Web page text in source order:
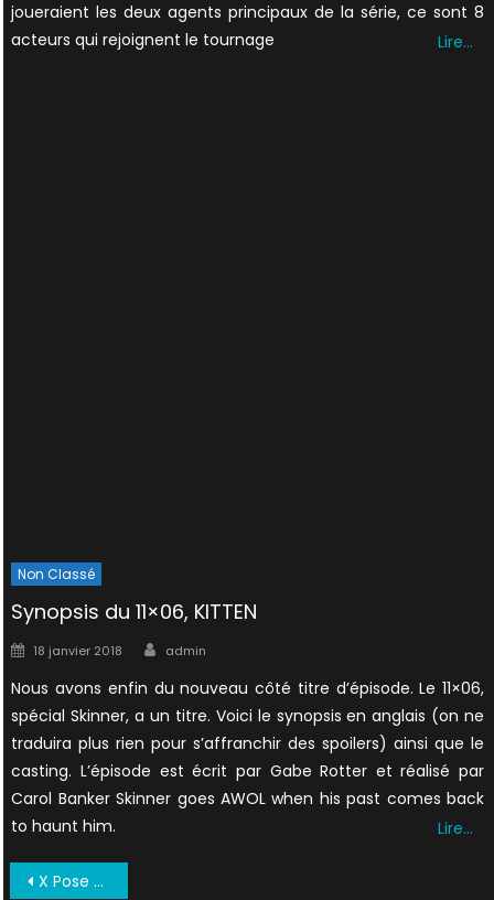
joueraient les deux agents principaux de la série, ce sont 8
acteurs qui rejoignent le tournage
Lire…
Non Classé
Synopsis du 11×06, KITTEN
Posted
18 janvier 2018 Author
admin
Nous avons enfin du nouveau côté titre d’épisode. Le 11×06,
spécial Skinner, a un titre. Voici le synopsis en anglais (on ne
traduira plus rien pour s’affranchir des spoilers) ainsi que le
casting. L’épisode est écrit par Gabe Rotter et réalisé par
Carol Banker Skinner goes AWOL when his past comes back
to haunt him.
Lire…
Navigation
X Pose 37 Septembre 1998 UK (1)